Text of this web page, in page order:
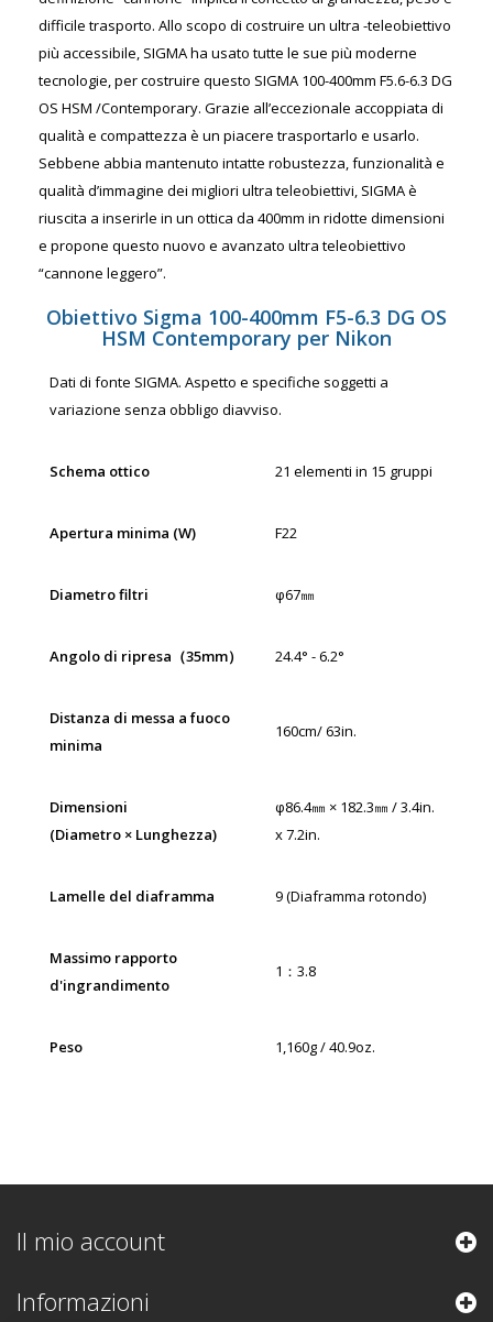
difficile trasporto. Allo scopo di costruire un ultra -teleobiettivo
più accessibile, SIGMA ha usato tutte le sue più moderne
tecnologie, per costruire questo SIGMA 100-400mm F5.6-6.3 DG
OS HSM /Contemporary. Grazie all’eccezionale accoppiata di
qualità e compattezza è un piacere trasportarlo e usarlo.
Sebbene abbia mantenuto intatte robustezza, funzionalità e
qualità d’immagine dei migliori ultra teleobiettivi, SIGMA è
riuscita a inserirle in un ottica da 400mm in ridotte dimensioni
e propone questo nuovo e avanzato ultra teleobiettivo
“cannone leggero”.
Obiettivo Sigma 100-400mm F5-6.3 DG OS
HSM Contemporary per Nikon
Dati di fonte SIGMA. Aspetto e specifiche soggetti a
variazione senza obbligo diavviso.
Schema ottico 21 elementi in 15 gruppi
Apertura minima (W) F22
Diametro filtri φ67㎜
Angolo di ripresa （35mm） 24.4°­ - 6.2°
Distanza di messa a fuoco
minima
160cm/ 63in.
Dimensioni
(Diametro × Lunghezza)
φ86.4㎜ × 182.3㎜ / 3.4in.
x 7.2in.
Lamelle del diaframma 9 (Diaframma rotondo)
Massimo rapporto
d'ingrandimento
1：3.8
Peso 1,160g / 40.9oz.
Il mio account
Informazioni